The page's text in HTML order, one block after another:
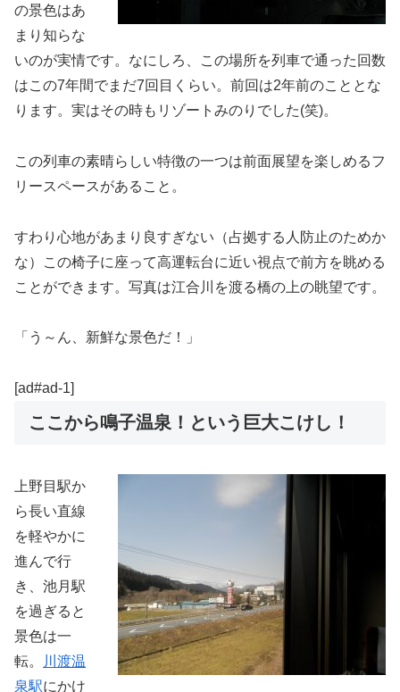
の景色はあ
まり知らな
いのが実情です。なにしろ、この場所を列車で通った回数
はこの7年間でまだ7回目くらい。前回は2年前のこととな
ります。実はその時もリゾートみのりでした(笑)。
この列車の素晴らしい特徴の一つは前面展望を楽しめるフ
リースペースがあること。
すわり心地があまり良すぎない（占拠する人防止のためか
な）この椅子に座って高運転台に近い視点で前方を眺める
ことができます。写真は江合川を渡る橋の上の眺望です。
「う～ん、新鮮な景色だ！」
[ad#ad-1]
ここから鳴子温泉！という巨大こけし！
上野目駅か
ら長い直線
を軽やかに
進んで行
き、池月駅
を過ぎると
景色は一
転。
川渡温
泉駅にかけ